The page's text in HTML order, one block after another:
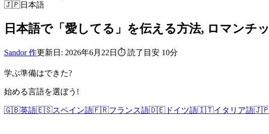
🇯🇵日本語
日本語で「愛してる」を伝える方法, ロマンチ
Sandor 作更新日: 2026年6月22日 ⏱ 読了目安 10分
学ぶ準備はできた?
始める言語を選ぼう!
🇬🇧英語🇪🇸スペイン語🇫🇷フランス語🇩🇪 ドイツ語🇮🇹イタリア語